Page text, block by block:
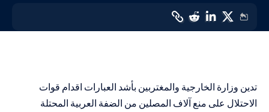
تدين وزارة الخارجية والمغتربين بأشد العبارات اقدام قوات
الاحتلال على منع آلاف المصلين من الضفة العربية المحتلة